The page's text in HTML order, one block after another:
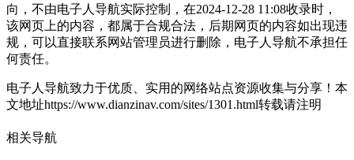
向，不由电子人导航实际控制，在2024-12-28 11:08收录时，
该网页上的内容，都属于合规合法，后期网页的内容如出现违
规，可以直接联系网站管理员进行删除，电子人导航不承担任
何责任。
电子人导航致力于优质、实用的网络站点资源收集与分享！ 本
文地址https://www.dianzinav.com/sites/1301.html转载请注明
相关导航